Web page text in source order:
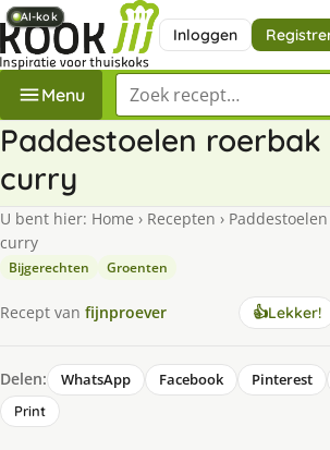
Inloggen
Menu Zoek een recept
Paddestoelen roerbak
curry
U bent hier: Home › Recepten ›
curry
Bijgerechten Groenten
Recept van fijnproever 👍Lekker!
Delen: WhatsApp Facebook Pinterest
Print
AI-kok
AI-kok
AI-kok
AI-kok